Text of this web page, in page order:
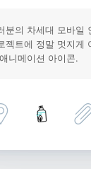
분의 차세대 모바일
젝트에 정말 멋지게
니메이션 아이콘.